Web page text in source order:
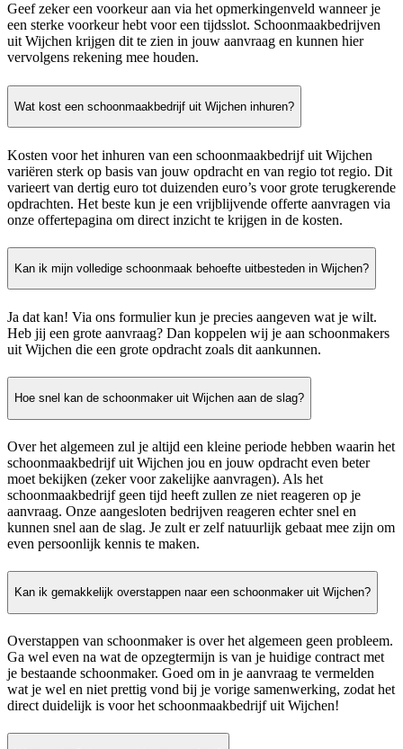
Geef zeker een voorkeur aan via het opmerkingenveld wanneer je
een sterke voorkeur hebt voor een tijdsslot. Schoonmaakbedrijven
uit Wijchen krijgen dit te zien in jouw aanvraag en kunnen hier
vervolgens rekening mee houden.
Wat kost een schoonmaakbedrijf uit Wijchen inhuren?
Kosten voor het inhuren van een schoonmaakbedrijf uit Wijchen
variëren sterk op basis van jouw opdracht en van regio tot regio. Dit
varieert van dertig euro tot duizenden euro’s voor grote terugkerende
opdrachten. Het beste kun je een vrijblijvende offerte aanvragen via
onze offertepagina om direct inzicht te krijgen in de kosten.
Kan ik mijn volledige schoonmaak behoefte uitbesteden in Wijchen?
Ja dat kan! Via ons formulier kun je precies aangeven wat je wilt.
Heb jij een grote aanvraag? Dan koppelen wij je aan schoonmakers
uit Wijchen die een grote opdracht zoals dit aankunnen.
Hoe snel kan de schoonmaker uit Wijchen aan de slag?
Over het algemeen zul je altijd een kleine periode hebben waarin het
schoonmaakbedrijf uit Wijchen jou en jouw opdracht even beter
moet bekijken (zeker voor zakelijke aanvragen). Als het
schoonmaakbedrijf geen tijd heeft zullen ze niet reageren op je
aanvraag. Onze aangesloten bedrijven reageren echter snel en
kunnen snel aan de slag. Je zult er zelf natuurlijk gebaat mee zijn om
even persoonlijk kennis te maken.
Kan ik gemakkelijk overstappen naar een schoonmaker uit Wijchen?
Overstappen van schoonmaker is over het algemeen geen probleem.
Ga wel even na wat de opzegtermijn is van je huidige contract met
je bestaande schoonmaker. Goed om in je aanvraag te vermelden
wat je wel en niet prettig vond bij je vorige samenwerking, zodat het
direct duidelijk is voor het schoonmaakbedrijf uit Wijchen!